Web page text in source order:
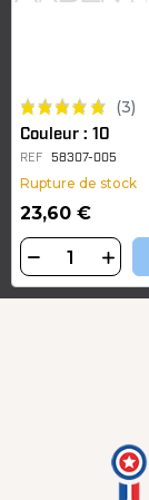
(3)
Couleur : 10
REF 58307-005
Rupture de stock
23,60 €